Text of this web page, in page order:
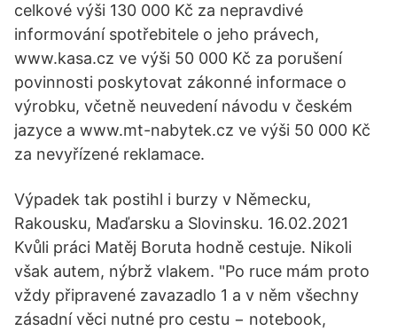
celkové výši 130 000 Kč za nepravdivé
informování spotřebitele o jeho právech,
www.kasa.cz ve výši 50 000 Kč za porušení
povinnosti poskytovat zákonné informace o
výrobku, včetně neuvedení návodu v českém
jazyce a www.mt-nabytek.cz ve výši 50 000 Kč
za nevyřízené reklamace.
Výpadek tak postihl i burzy v Německu,
Rakousku, Maďarsku a Slovinsku. 16.02.2021
Kvůli práci Matěj Boruta hodně cestuje. Nikoli
však autem, nýbrž vlakem. "Po ruce mám proto
vždy připravené zavazadlo 1 a v něm všechny
zásadní věci nutné pro cestu − notebook,